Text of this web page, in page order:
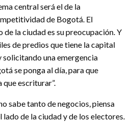
central será el de la
de Bogotá. El
la ciudad es su preocupación. Y
de predios que tiene la capital
solicitando una emergencia
se ponga al día, para que
escriturar”.
sabe tanto de negocios, piensa
lado de la ciudad y de los electores.